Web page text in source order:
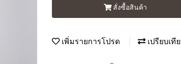
สั่งซื้อสินค้า
เพิ่มรายการโปรด เปรียบเที